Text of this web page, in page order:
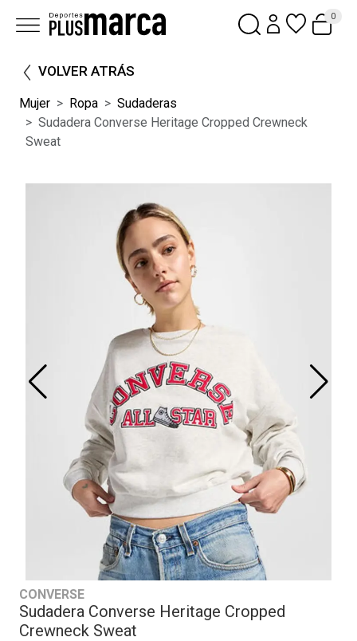
0
VOLVER ATRÁS
Mujer Ropa
Sudaderas
Sudadera Converse Heritage Cropped Crewneck
Sweat
CONVERSE
Sudadera Converse Heritage Cropped
Crewneck Sweat